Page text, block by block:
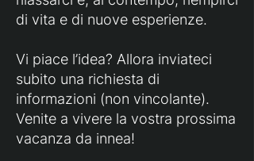
di vita e di nuove esperienze.
Vi piace l’idea? Allora inviateci
subito una richiesta di
informazioni (non vincolante).
Venite a vivere la vostra prossima
vacanza da innea!